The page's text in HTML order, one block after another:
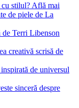
cu stilul? Află mai
de piele de La
de Terri Libenson
creativă scrisă de
de universul
sinceră despre